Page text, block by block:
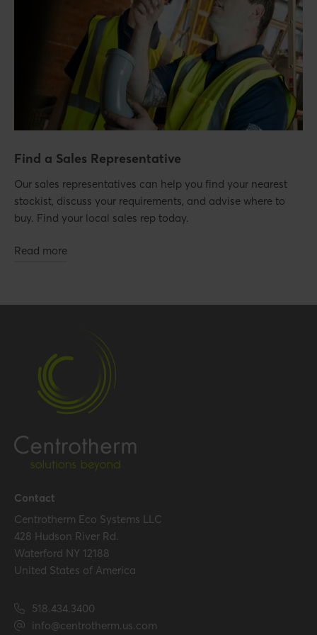
Find a Sales Representative
Our sales representatives can help you find your nearest
stockist, discuss your requirements, and advise where to
buy. Find your local sales rep today.
Read more
Contact
Centrotherm Eco Systems LLC
428 Hudson River Rd.
Waterford NY 12188
United States of America
518.434.3400
info@centrotherm.us.com